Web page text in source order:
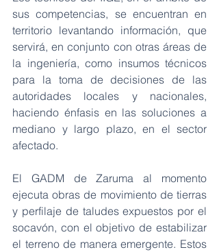
sus competencias, se encuentran en
territorio levantando información, que
servirá, en conjunto con otras áreas de
la ingeniería, como insumos técnicos
para la toma de decisiones de las
autoridades locales y nacionales,
haciendo énfasis en las soluciones a
mediano y largo plazo, en el sector
afectado.
El GADM de Zaruma al momento
ejecuta obras de movimiento de tierras
y perfilaje de taludes expuestos por el
socavón, con el objetivo de estabilizar
el terreno de manera emergente. Estos